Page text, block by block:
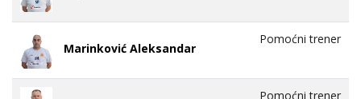
Marinković Aleksandar
Pomoćni trener
Pomoćni trener